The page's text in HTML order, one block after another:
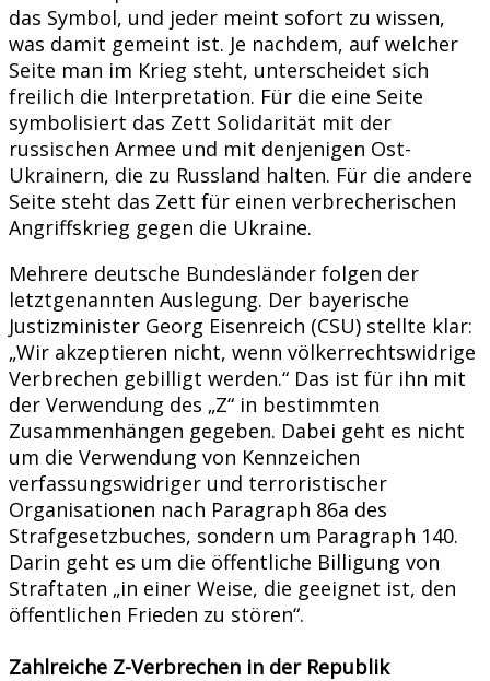
das Symbol, und jeder meint sofort zu wissen,
was damit gemeint ist. Je nachdem, auf welcher
Seite man im Krieg steht, unterscheidet sich
freilich die Interpretation. Für die eine Seite
symbolisiert das Zett Solidarität mit der
russischen Armee und mit denjenigen Ost-
Ukrainern, die zu Russland halten. Für die andere
Seite steht das Zett für einen verbrecherischen
Angriffskrieg gegen die Ukraine.
Mehrere deutsche Bundesländer folgen der
letztgenannten Auslegung. Der bayerische
Justizminister Georg Eisenreich (CSU) stellte klar:
„Wir akzeptieren nicht, wenn völkerrechtswidrige
Verbrechen gebilligt werden.“ Das ist für ihn mit
der Verwendung des „Z“ in bestimmten
Zusammenhängen gegeben. Dabei geht es nicht
um die Verwendung von Kennzeichen
verfassungswidriger und terroristischer
Organisationen nach Paragraph 86a des
Strafgesetzbuches, sondern um Paragraph 140.
Darin geht es um die öffentliche Billigung von
Straftaten „in einer Weise, die geeignet ist, den
öffentlichen Frieden zu stören“.
Zahlreiche Z-Verbrechen in der Republik